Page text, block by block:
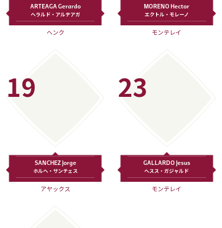
ARTEAGA Gerardo
ヘラルド・アルテアガ
ヘンク
MORENO Hector
エクトル・モレーノ
モンテレイ
19
SANCHEZ Jorge
ホルヘ・サンチェス
アヤックス
23
GALLARDO Jesus
ヘスス・ガジャルド
モンテレイ